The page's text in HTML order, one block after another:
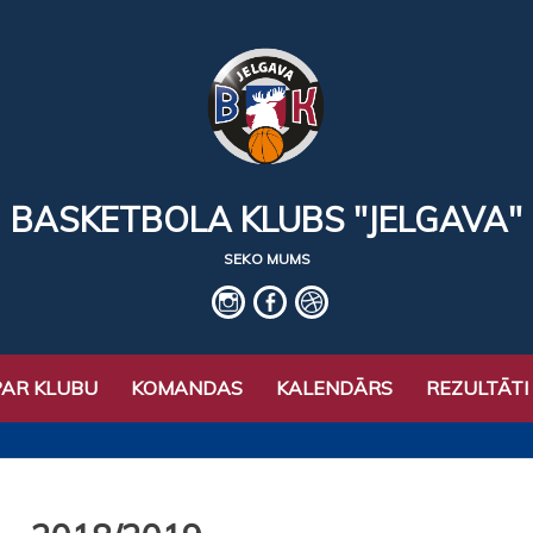
BASKETBOLA KLUBS "JELGAVA"
SEKO MUMS
IG fb basket
KLUBU KOMANDAS KALENDĀRS REZULTĀTI